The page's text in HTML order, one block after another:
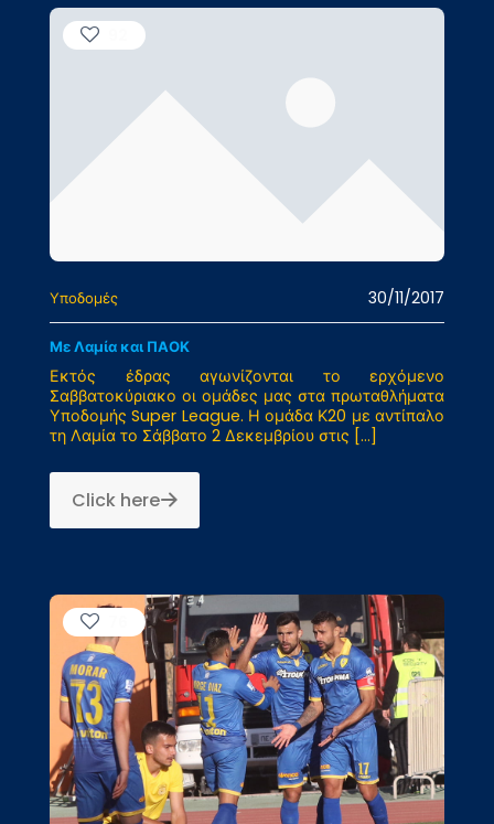
Υποδομές 30/11/2017
Με Λαμία και ΠΑΟΚ
Εκτός έδρας αγωνίζονται το ερχόμενο
Σαββατοκύριακο οι ομάδες μας στα πρωταθλήματα
Υποδομής Super League. Η ομάδα Κ20 με αντίπαλο
τη Λαμία το Σάββατο 2 Δεκεμβρίου στις […]
Click here